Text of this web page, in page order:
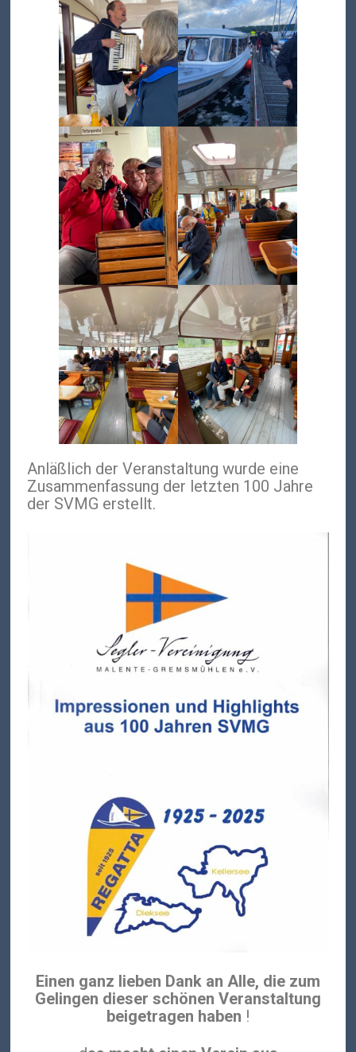
Anläßlich der Veranstaltung wurde eine
Zusammenfassung der letzten 100 Jahre
der SVMG erstellt.
Einen ganz lieben Dank an Alle, die zum
Gelingen dieser schönen Veranstaltung
beigetragen haben !